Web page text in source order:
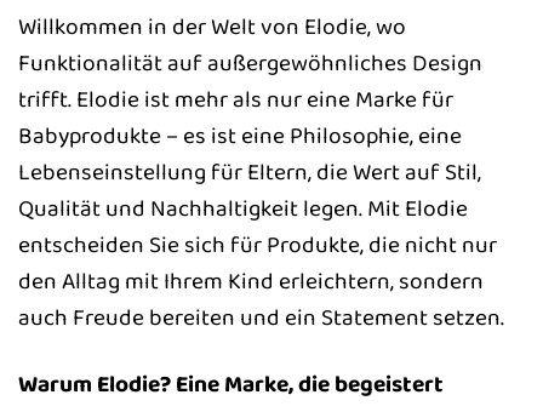
Willkommen in der Welt von Elodie, wo
Funktionalität auf außergewöhnliches Design
trifft. Elodie ist mehr als nur eine Marke für
Babyprodukte – es ist eine Philosophie, eine
Lebenseinstellung für Eltern, die Wert auf Stil,
Qualität und Nachhaltigkeit legen. Mit Elodie
entscheiden Sie sich für Produkte, die nicht nur
den Alltag mit Ihrem Kind erleichtern, sondern
auch Freude bereiten und ein Statement setzen.
Warum Elodie? Eine Marke, die begeistert